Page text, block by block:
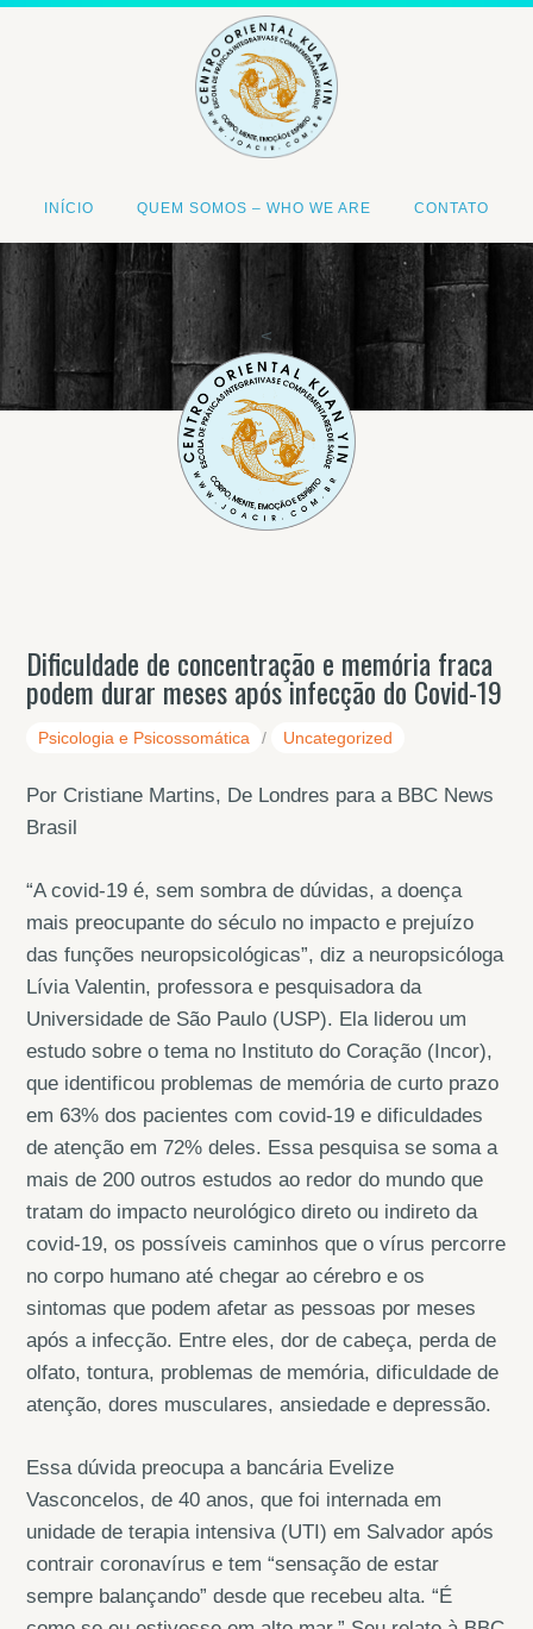
INÍCIO QUEM SOMOS – WHO WE ARE CONTATO
<
Dificuldade de concentração e memória fraca
podem durar meses após infecção do Covid-19
Psicologia e Psicossomática / Uncategorized
Por Cristiane Martins, De Londres para a BBC News
Brasil
“A covid-19 é, sem sombra de dúvidas, a doença
mais preocupante do século no impacto e prejuízo
das funções neuropsicológicas”, diz a neuropsicóloga
Lívia Valentin, professora e pesquisadora da
Universidade de São Paulo (USP). Ela liderou um
estudo sobre o tema no Instituto do Coração (Incor),
que identificou problemas de memória de curto prazo
em 63% dos pacientes com covid-19 e dificuldades
de atenção em 72% deles. Essa pesquisa se soma a
mais de 200 outros estudos ao redor do mundo que
tratam do impacto neurológico direto ou indireto da
covid-19, os possíveis caminhos que o vírus percorre
no corpo humano até chegar ao cérebro e os
sintomas que podem afetar as pessoas por meses
após a infecção. Entre eles, dor de cabeça, perda de
olfato, tontura, problemas de memória, dificuldade de
atenção, dores musculares, ansiedade e depressão.
Essa dúvida preocupa a bancária Evelize
Vasconcelos, de 40 anos, que foi internada em
unidade de terapia intensiva (UTI) em Salvador após
contrair coronavírus e tem “sensação de estar
sempre balançando” desde que recebeu alta. “É